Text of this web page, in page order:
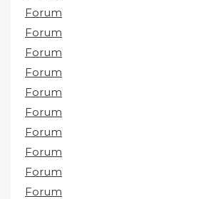
Forum
Forum
Forum
Forum
Forum
Forum
Forum
Forum
Forum
Forum